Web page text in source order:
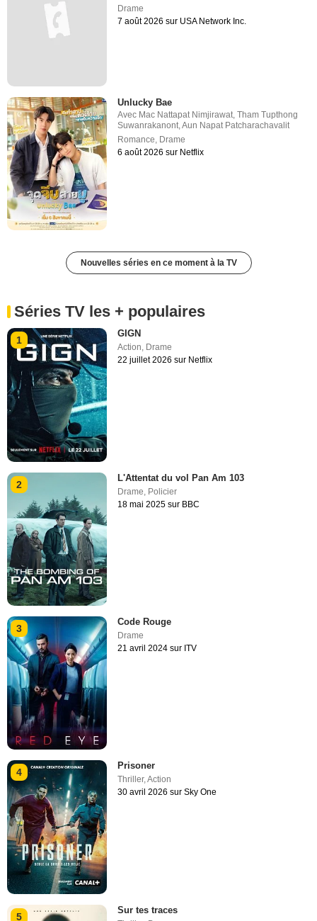
Drame
7 août 2026 sur USA Network Inc.
Unlucky Bae
Avec Mac Nattapat Nimjirawat,Tham Tupthong
Suwanrakanont,Aun Napat Patcharachavalit
Romance, Drame
6 août 2026 sur Netflix
Nouvelles séries en ce moment à la TV
Séries TV les + populaires
1
GIGN
Action, Drame
22 juillet 2026 sur Netflix
2
L'Attentat du vol Pan Am 103
Drame Policier
18 mai 2025 sur BBC
3
Code Rouge
Drame
21 avril 2024 sur ITV
4
Prisoner
Thriller,Action
30 avril 2026 sur Sky One
5
Sur tes traces